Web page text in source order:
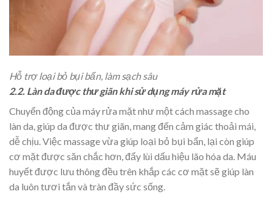
Hỗ trợ loại bỏ bụi bẩn, làm sạch sâu
2.2. Làn da được thư giãn khi sử dụng máy rửa mặt
Chuyển động của máy rửa mặt như một cách massage cho
làn da, giúp da được thư giãn, mang đến cảm giác thoải mái,
dễ chịu. Việc massage vừa giúp loại bỏ bụi bẩn, lại còn giúp
cơ mặt được săn chắc hơn, đẩy lùi dấu hiệu lão hóa da. Máu
huyết được lưu thông đều trên khắp các cơ mặt sẽ giúp làn
da luôn tươi tắn và tràn đầy sức sống.